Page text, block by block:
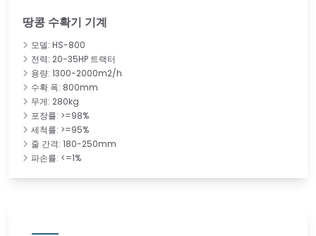
땅콩 수확기 기계
모델: HS-800
전력: 20-35HP 트랙터
용량: 1300-2000m2/h
수확 폭: 800mm
무게: 280kg
포장률: >=98%
세척률: >=95%
줄 간격: 180-250mm
파손률: <=1%